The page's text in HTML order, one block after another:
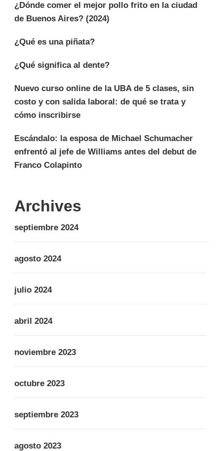
¿Dónde comer el mejor pollo frito en la ciudad
de Buenos Aires? (2024)
¿Qué es una piñata?
¿Qué significa al dente?
Nuevo curso online de la UBA de 5 clases, sin
costo y con salida laboral: de qué se trata y
cómo inscribirse
Escándalo: la esposa de Michael Schumacher
enfrentó al jefe de Williams antes del debut de
Franco Colapinto
Archives
septiembre 2024
agosto 2024
julio 2024
abril 2024
noviembre 2023
octubre 2023
septiembre 2023
agosto 2023